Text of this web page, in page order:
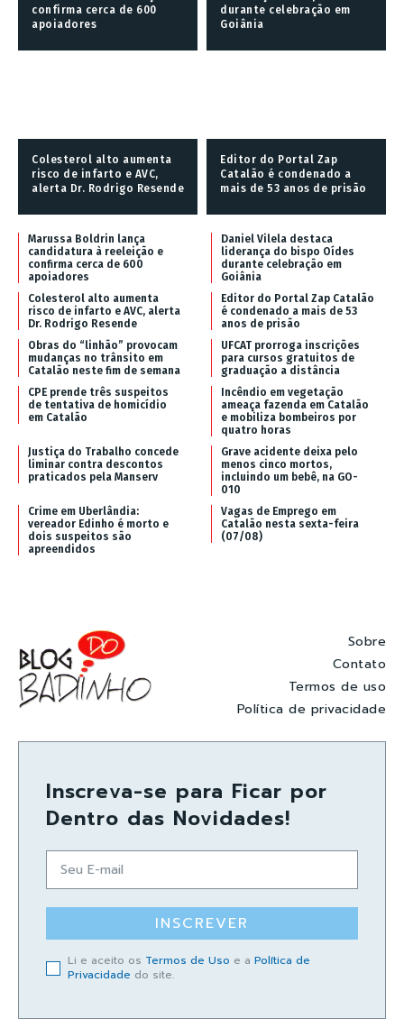
confirma cerca de 600
apoiadores
durante celebração em
Goiânia
Colesterol alto aumenta
risco de infarto e AVC,
alerta Dr. Rodrigo Resende
Editor do Portal Zap
Catalão é condenado a
mais de 53 anos de prisão
Marussa Boldrin lança
candidatura à reeleição e
confirma cerca de 600
apoiadores
Daniel Vilela destaca
liderança do bispo Oídes
durante celebração em
Goiânia
Colesterol alto aumenta
risco de infarto e AVC, alerta
Dr. Rodrigo Resende
Editor do Portal Zap Catalão
é condenado a mais de 53
anos de prisão
Obras do “linhão” provocam
mudanças no trânsito em
Catalão neste fim de semana
UFCAT prorroga inscrições
para cursos gratuitos de
graduação a distância
CPE prende três suspeitos
de tentativa de homicídio
em Catalão
Incêndio em vegetação
ameaça fazenda em Catalão
e mobiliza bombeiros por
quatro horas
Justiça do Trabalho concede
liminar contra descontos
praticados pela Manserv
Grave acidente deixa pelo
menos cinco mortos,
incluindo um bebê, na GO-
010
Crime em Uberlândia:
vereador Edinho é morto e
dois suspeitos são
apreendidos
Vagas de Emprego em
Catalão nesta sexta-feira
(07/08)
Sobre
Contato
Termos de uso
Política de privacidade
Inscreva-se para Ficar por
Dentro das Novidades!
INSCREVER
Li e aceito os Termos de Uso e a Política de
Privacidade do site.